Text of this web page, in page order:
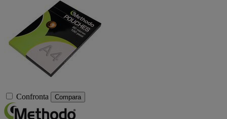
Confronta Compara